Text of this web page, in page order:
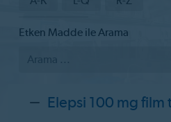
Etken Madde ile Arama
Elepsi 100 mg film